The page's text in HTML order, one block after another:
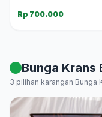
Rp 700.000
Bunga Krans
3 pilihan karangan Bunga